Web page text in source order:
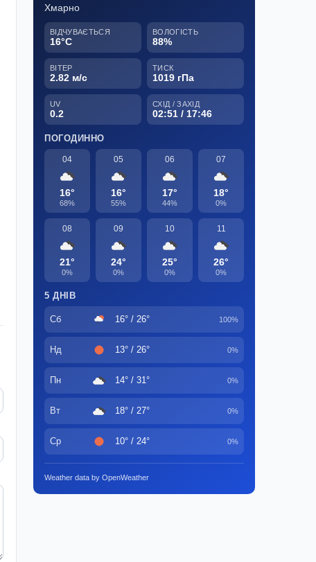
Хмарно
ВІДЧУВАЄТЬСЯ
16°C
ВОЛОГІСТЬ
88%
ВІТЕР
2.82 м/с
ТИСК
1019 гПа
UV
0.2
СХІД / ЗАХІД
02:51 / 17:46
ПОГОДИННО
04
16°
68%
05
16°
55%
06
17°
44%
07
18°
0%
08
21°
0%
09
24°
0%
10
25°
0%
11
26°
0%
5 ДНІВ
Сб 16° / 26° 100%
Нд 13° / 26° 0%
Пн 14° / 31° 0%
Вт 18° / 27° 0%
Ср 10° / 24° 0%
Weather data by OpenWeather